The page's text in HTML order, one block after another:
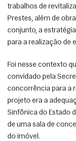
trabalhos de
Prestes, além de
conjunto, a
para a realização de
Foi nesse contexto
convidado pela
concorrência para a
projeto era a
Sinfônica do Estado
de uma sala de
do imóvel.